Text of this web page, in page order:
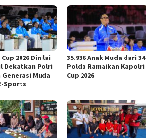
2026 Dinilai
Dekatkan Polri
Generasi Muda
Sports
35.936 Anak Muda dari 34
Polda Ramaikan Kapolri
Cup 2026